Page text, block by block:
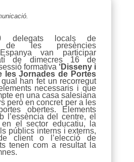
delegats locals de
de les presències
van participar
de dimecres 16 de
formativa ‘Disseny i
les Jornades de Portes
han fet un recorregut
necessaris i que
en una casa salesiana
però en concret per a les
obertes. Elements
l’essència del centre, el
en el sector educatiu, la
públics interns i externs,
de client o l’elecció de
tenen com a resultat la